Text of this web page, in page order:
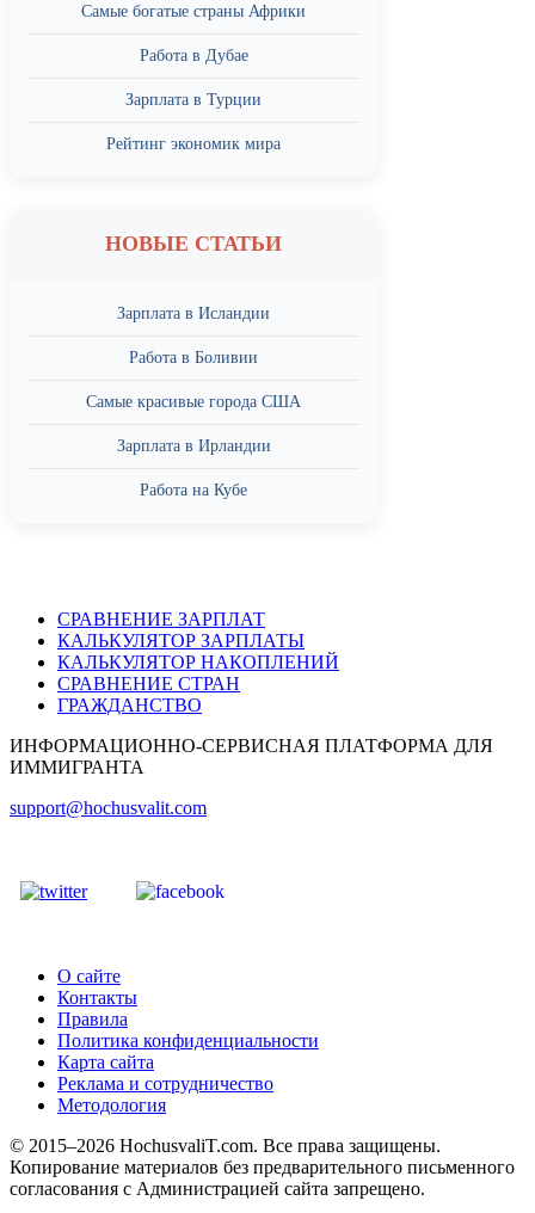
Самые богатые страны Африки
Работа в Дубае
Зарплата в Турции
Рейтинг экономик мира
НОВЫЕ СТАТЬИ
Зарплата в Исландии
Работа в Боливии
Самые красивые города США
Зарплата в Ирландии
Работа на Кубе
СРАВНЕНИЕ ЗАРПЛАТ
КАЛЬКУЛЯТОР ЗАРПЛАТЫ
КАЛЬКУЛЯТОР НАКОПЛЕНИЙ
СРАВНЕНИЕ СТРАН
ГРАЖДАНСТВО
ИНФОРМАЦИОННО-СЕРВИСНАЯ ПЛАТФОРМА ДЛЯ
ИММИГРАНТА
support@hochusvalit.com
О сайте
Контакты
Правила
Политика конфиденциальности
Карта сайта
Реклама и сотрудничество
Методология
© 2015–2026 HochusvaliT.com. Все права защищены.
Копирование материалов без предварительного письменного
согласования с Администрацией сайта запрещено.